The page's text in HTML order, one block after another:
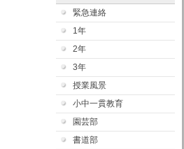
緊急連絡
1年
2年
3年
授業風景
小中一貫教育
園芸部
書道部